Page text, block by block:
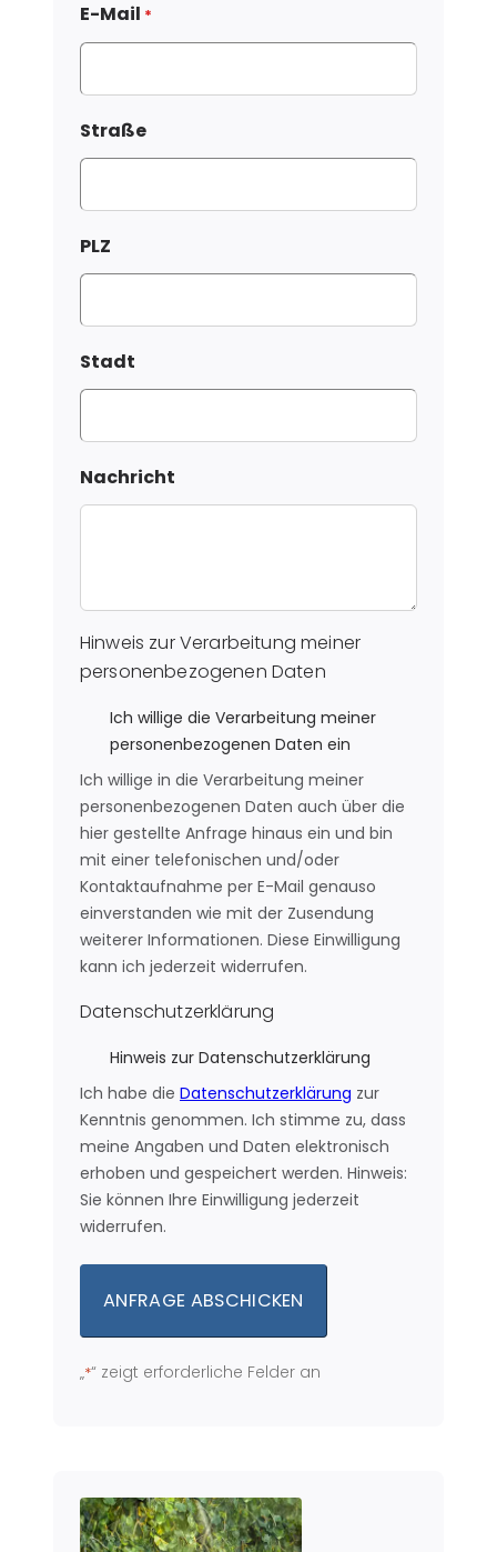
„*“ zeigt erforderliche Felder an
E-Mail *
Straße
PLZ
Stadt
Nachricht
Hinweis zur Verarbeitung meiner
personenbezogenen Daten
Ich willige die Verarbeitung meiner
personenbezogenen Daten ein
Ich willige in die Verarbeitung meiner
personenbezogenen Daten auch über die
hier gestellte Anfrage hinaus ein und bin
mit einer telefonischen und/oder
Kontaktaufnahme per E-Mail genauso
einverstanden wie mit der Zusendung
weiterer Informationen. Diese Einwilligung
kann ich jederzeit widerrufen.
Datenschutzerklärung
Hinweis zur Datenschutzerklärung
Ich habe die Datenschutzerklärung zur
Kenntnis genommen. Ich stimme zu, dass
meine Angaben und Daten elektronisch
erhoben und gespeichert werden. Hinweis:
Sie können Ihre Einwilligung jederzeit
widerrufen.
Alternative: